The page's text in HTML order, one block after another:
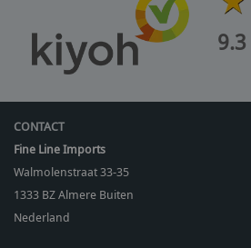
9.3
CONTACT
Fine Line Imports
Walmolenstraat 33-35
1333 BZAlmere Buiten
Nederland